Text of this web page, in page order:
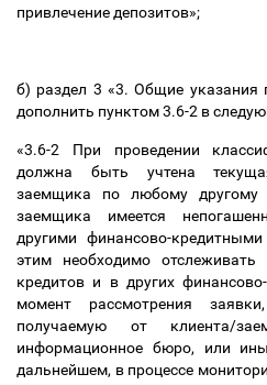
привлечение депозитов»;
б) раздел 3 «3. Общие указания
дополнить пунктом 3.6-2 в
«3.6-2 При проведении
должна быть учтена
заемщика по любому другому
заемщика имеется
другими финансово-
этим необходимо
кредитов и в других
момент рассмотрения
получаемую от клиента/
информационное бюро, или
дальнейшем, в процессе